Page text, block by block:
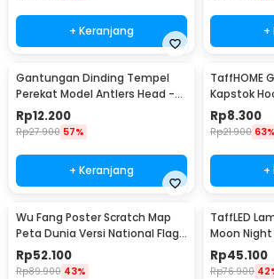
+ Keranjang +
Gantungan Dinding Tempel
Perekat Model Antlers Head -
MU03
Rp12.200
Rp27.900 57%
+ Keranjang
TaffHOME
Kapstok
Steel 201 -
Rp8.300
Rp21.900 63%
+
Wu Fang Poster Scratch Map
Peta Dunia Versi National Flag
- ZJP-M018
Rp52.100
Rp89.900 43%
TaffLED
Moon
8cm 1W 5V
Rp45.100
Rp76.900